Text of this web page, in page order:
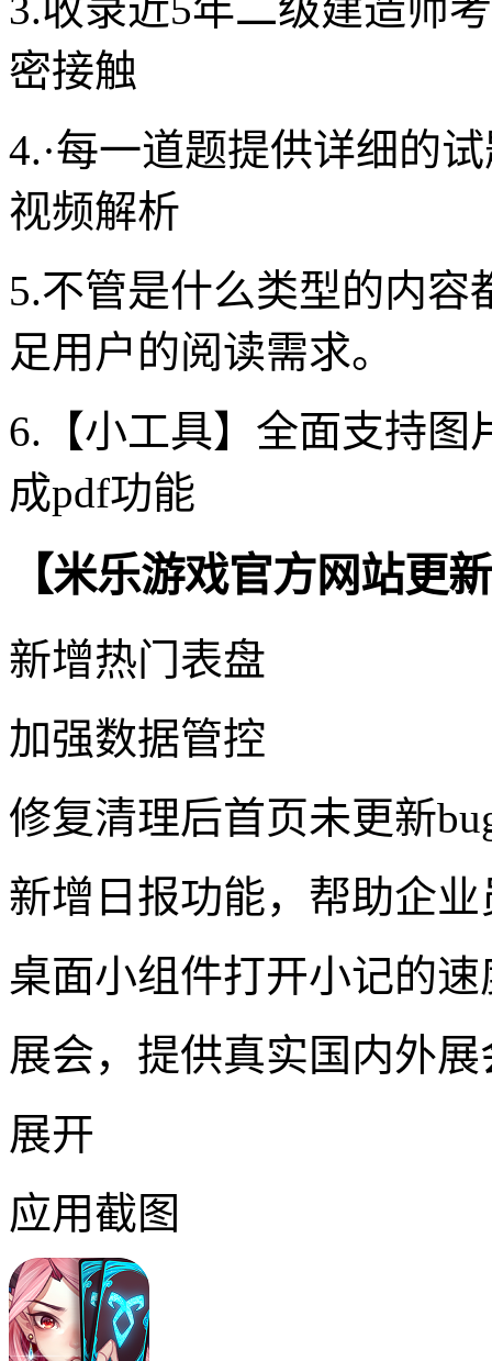
密接触
4.·每一道题提供详细的
视频解析
5.不管是什么类型的内
足用户的阅读需求。
6.【小工具】全面支持图
成pdf功能
【米乐游戏官方网站更
新增热门表盘
加强数据管控
修复清理后首页未更新
新增日报功能，帮助企
桌面小组件打开小记的速
展会，提供真实国内外
展开
应用截图